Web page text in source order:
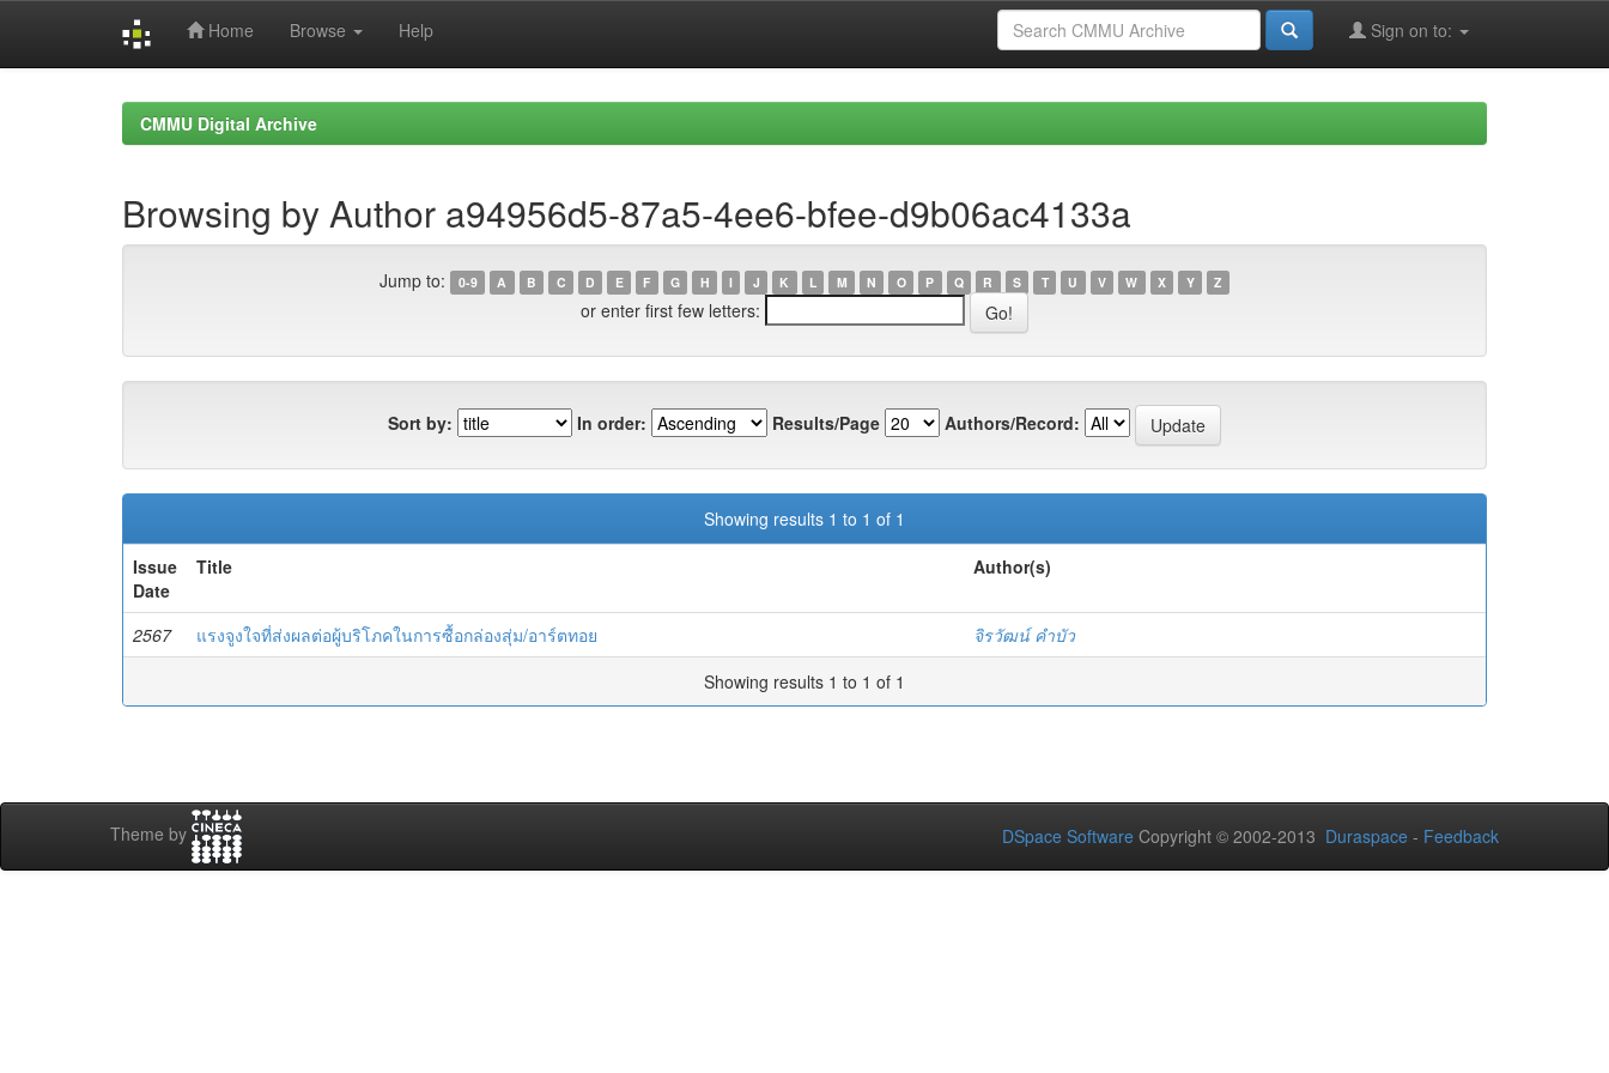
Home Browse Help Sign on to:
CMMU Digital Archive
Browsing by Author a94956d5-87a5-4ee6-bfee-d9b06ac4133a
Jump to: 0-9 A B C D E F G H I J K L M N O P Q R S T U V W X Y Z
or enter first few letters:
Sort by: In order: Results/Page Authors/Record:
Showing results 1 to 1 of 1
Issue
Date
Title Author(s)
2567 แรงจูงใจที่ส่งผลต่อผู้บริโภคในการซื้อกล่องสุ่ม/อาร์ตทอย
จิรวัฒน์ คำบัว
Showing results 1 to 1 of 1
Theme by DSpace Software Copyright © 2002-2013 Duraspace - Feedback